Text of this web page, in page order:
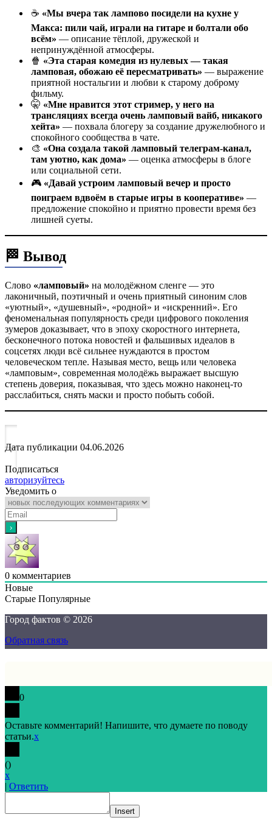
☕ «Мы вчера так лампово посидели на кухне у
Макса: пили чай, играли на гитаре и болтали обо
всём» — описание тёплой, дружеской и
непринуждённой атмосферы.
🍿 «Эта старая комедия из нулевых — такая
ламповая, обожаю её пересматривать» — выражение
приятной ностальгии и любви к старому доброму
фильму.
🤫 «Мне нравится этот стример, у него на
трансляциях всегда очень ламповый вайб, никакого
хейта» — похвала блогеру за создание дружелюбного и
спокойного сообщества в чате.
🎨 «Она создала такой ламповый телеграм-канал,
там уютно, как дома» — оценка атмосферы в блоге
или социальной сети.
🎮 «Давай устроим ламповый вечер и просто
поиграем вдвоём в старые игры в кооперативе» —
предложение спокойно и приятно провести время без
лишней суеты.
🏁 Вывод
Слово «ламповый» на молодёжном сленге — это
лаконичный, поэтичный и очень приятный синоним слов
«уютный», «душевный», «родной» и «искренний». Его
феноменальная популярность среди цифрового поколения
зумеров доказывает, что в эпоху скоростного интернета,
бесконечного потока новостей и фальшивых идеалов в
соцсетях люди всё сильнее нуждаются в простом
человеческом тепле. Называя место, вещь или человека
«ламповым», современная молодёжь выражает высшую
степень доверия, показывая, что здесь можно наконец-то
расслабиться, снять маски и просто побыть собой.
Дата публикации 04.06.2026
Подписаться
авторизуйтесь
Уведомить о
0 комментариев
Новые
Старые Популярные
Город фактов © 2026
Обратная связь
0
Оставьте комментарий! Напишите, что думаете по поводу
статьи.x
()
x
| Ответить
Insert